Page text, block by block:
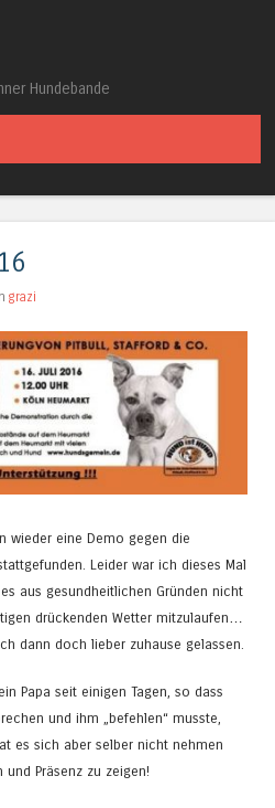
Hundebande
grazi
wieder eine Demo gegen die
Leider war ich dieses Mal
aus gesundheitlichen Gründen nicht
drückenden Wetter mitzulaufen…
dann doch lieber zuhause gelassen.
Papa seit einigen Tagen, so dass
und ihm „befehlen“ musste,
es sich aber selber nicht nehmen
Präsenz zu zeigen!